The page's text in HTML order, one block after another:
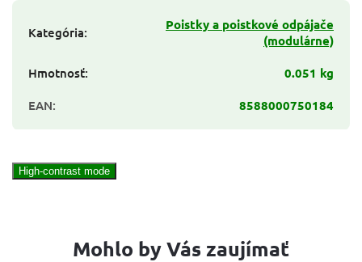
Kategória:
Poistky a poistkové odpájače
(modulárne)
Hmotnosť:
0.051 kg
EAN: 8588000750184
High-contrast mode
Mohlo by Vás zaujímať